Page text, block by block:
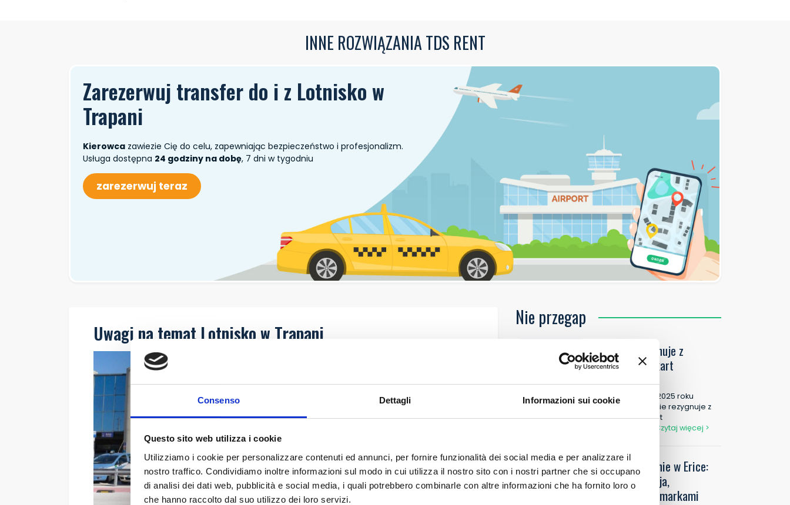
Consenso Dettagli Informazioni sui cookie
Questo sito web utilizza i cookie
Utilizziamo i cookie per personalizzare contenuti ed annunci, per fornire funzionalità dei social media e per analizzare il
nostro traffico. Condividiamo inoltre informazioni sul modo in cui utilizza il nostro sito con i nostri partner che si occupano
di analisi dei dati web, pubblicità e social media, i quali potrebbero combinarle con altre informazioni che ha fornito loro o
che hanno raccolto dal suo utilizzo dei loro servizi.
INNE ROZWIĄZANIA TDS RENT
Zarezerwuj transfer do i z Lotnisko w
Trapani
Kierowca zawiezie Cię do celu, zapewniając bezpieczeństwo i profesjonalizm.
Usługa dostępna 24 godziny na dobę, 7 dni w tygodniu
zarezerwuj teraz
Uwagi na temat Lotnisko w Trapani
Nie przegap
Ryanair rezygnuje z
papierowych kart
pokładowych
Od 12 listopada 2025 roku
Ryanair całkowicie rezygnuje z
papierowych kart
Czytaj więcej >
Boze Narodzenie w Erice:
miedzy tradycja,
szopkami i jarmarkami